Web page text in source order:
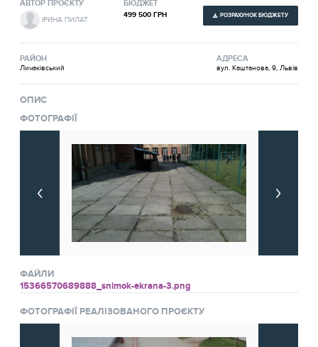
АВТОР ПРОЄКТУ
ІРИНА ПИЛАТ
БЮДЖЕТ
499 500 ГРН РОЗРАХУНОК БЮДЖЕТУ
РАЙОН
Личаківський
АДРЕСА
вул. Каштанова, 9, Львів
ОПИС
ФОТОГРАФІЇ
ФАЙЛИ
15366570689888_snimok-ekrana-3.png
ФОТОГРАФІЇ РЕАЛІЗОВАНОГО ПРОЄКТУ